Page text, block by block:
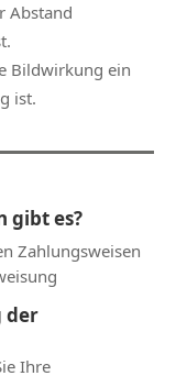
Abstand
Bildwirkung ein
ist.
gibt es?
Zahlungsweisen
der
Ihre